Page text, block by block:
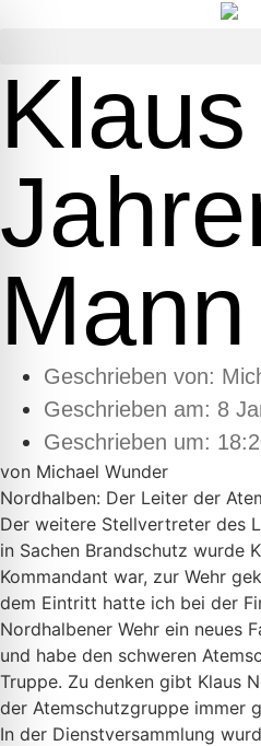
Mann
Geschrieben von:
Geschrieben am: 8
Geschrieben um:
von Michael Wunder
Nordhalben: Der Leiter der
Der weitere Stellvertreter des
in Sachen Brandschutz wurde
Kommandant war, zur Wehr
dem Eintritt hatte ich bei der
Nordhalbener Wehr ein neues
und habe den schweren
Truppe. Zu denken gibt Klaus
der Atemschutzgruppe immer
In der Dienstversammlung